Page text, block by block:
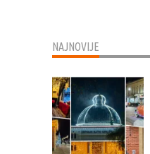
NAJNOVIJE